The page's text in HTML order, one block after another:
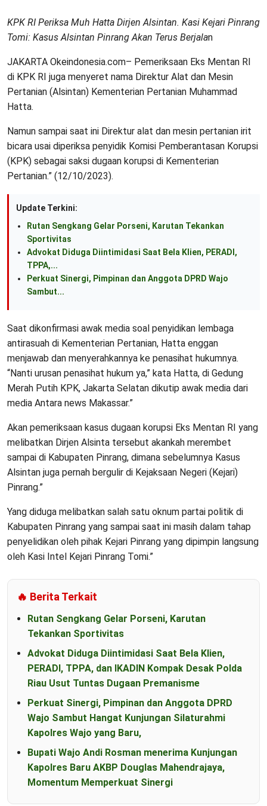
KPK RI Periksa Muh Hatta Dirjen Alsintan. Kasi Kejari Pinrang
Tomi: Kasus Alsintan Pinrang Akan Terus Berjalan
JAKARTA Okeindonesia.com– Pemeriksaan Eks Mentan RI
di KPK RI juga menyeret nama Direktur Alat dan Mesin
Pertanian (Alsintan) Kementerian Pertanian Muhammad
Hatta.
Namun sampai saat ini Direktur alat dan mesin pertanian irit
bicara usai diperiksa penyidik Komisi Pemberantasan Korupsi
(KPK) sebagai saksi dugaan korupsi di Kementerian
Pertanian.” (12/10/2023).
Update Terkini:
Rutan Sengkang Gelar Porseni, Karutan Tekankan
Sportivitas
Advokat Diduga Diintimidasi Saat Bela Klien, PERADI,
TPPA,...
Perkuat Sinergi, Pimpinan dan Anggota DPRD Wajo
Sambut...
Saat dikonfirmasi awak media soal penyidikan lembaga
antirasuah di Kementerian Pertanian, Hatta enggan
menjawab dan menyerahkannya ke penasihat hukumnya.
“Nanti urusan penasihat hukum ya,” kata Hatta, di Gedung
Merah Putih KPK, Jakarta Selatan dikutip awak media dari
media Antara news Makassar.”
Akan pemeriksaan kasus dugaan korupsi Eks Mentan RI yang
melibatkan Dirjen Alsinta tersebut akankah merembet
sampai di Kabupaten Pinrang, dimana sebelumnya Kasus
Alsintan juga pernah bergulir di Kejaksaan Negeri (Kejari)
Pinrang.”
Yang diduga melibatkan salah satu oknum partai politik di
Kabupaten Pinrang yang sampai saat ini masih dalam tahap
penyelidikan oleh pihak Kejari Pinrang yang dipimpin langsung
oleh Kasi Intel Kejari Pinrang Tomi.”
🔥 Berita Terkait
Rutan Sengkang Gelar Porseni, Karutan
Tekankan Sportivitas
Advokat Diduga Diintimidasi Saat Bela Klien,
PERADI, TPPA, dan IKADIN Kompak Desak Polda
Riau Usut Tuntas Dugaan Premanisme
Perkuat Sinergi, Pimpinan dan Anggota DPRD
Wajo Sambut Hangat Kunjungan Silaturahmi
Kapolres Wajo yang Baru,
Bupati Wajo Andi Rosman menerima Kunjungan
Kapolres Baru AKBP Douglas Mahendrajaya,
Momentum Memperkuat Sinergi